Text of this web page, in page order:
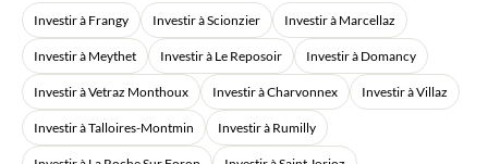
Investir à Frangy Investir à Scionzier Investir à Marcellaz
Investir à Meythet Investir à Le Reposoir Investir à Domancy
Investir à Vetraz Monthoux Investir à Charvonnex Investir à Villaz
Investir à Talloires-Montmin Investir à Rumilly